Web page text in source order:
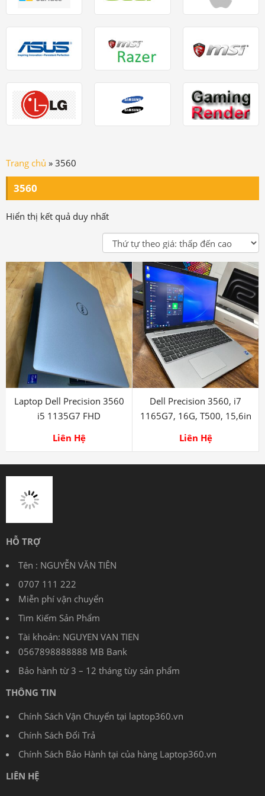
Trang chủ » 3560
3560
Hiển thị kết quả duy nhất
Laptop Dell Precision 3560
i5 1135G7 FHD
Liên Hệ
Dell Precision 3560, i7
1165G7, 16G, T500, 15,6in
Liên Hệ
HỖ TRỢ
Tên : NGUYỄN VĂN TIÊN
0707 111 222
Miễn phí vận chuyển
Tìm Kiếm Sản Phẩm
Tài khoản: NGUYEN VAN TIEN
0567898888888 MB Bank
Bảo hành từ 3 – 12 tháng tùy sản phẩm
THÔNG TIN
Chính Sách Vận Chuyển tại laptop360.vn
Chính Sách Đổi Trả
Chính Sách Bảo Hành tại của hàng Laptop360.vn
LIÊN HỆ